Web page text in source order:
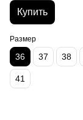
Купить
Размер
36 37 38
41